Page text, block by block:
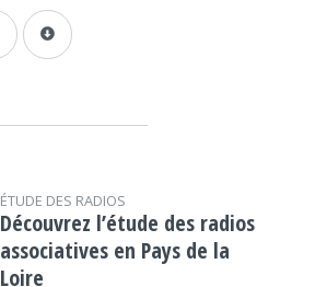
ÉTUDE DES RADIOS
Découvrez l’étude des radios
associatives en Pays de la
Loire